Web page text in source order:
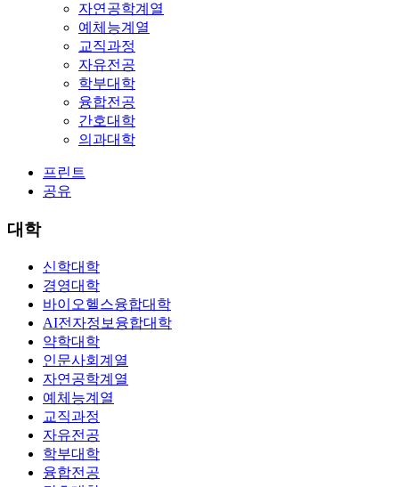
자연공학계열
예체능계열
교직과정
자유전공
학부대학
융합전공
간호대학
의과대학
프린트
공유
대학
신학대학
경영대학
바이오헬스융합대학
AI전자정보융합대학
약학대학
인문사회계열
자연공학계열
예체능계열
교직과정
자유전공
학부대학
융합전공